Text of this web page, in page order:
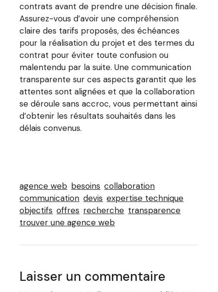
contrats avant de prendre une décision finale.
Assurez-vous d’avoir une compréhension
claire des tarifs proposés, des échéances
pour la réalisation du projet et des termes du
contrat pour éviter toute confusion ou
malentendu par la suite. Une communication
transparente sur ces aspects garantit que les
attentes sont alignées et que la collaboration
se déroule sans accroc, vous permettant ainsi
d’obtenir les résultats souhaités dans les
délais convenus.
agence web besoins collaboration
communication devis expertise technique
objectifs offres recherche transparence
trouver une agence web
Laisser un commentaire